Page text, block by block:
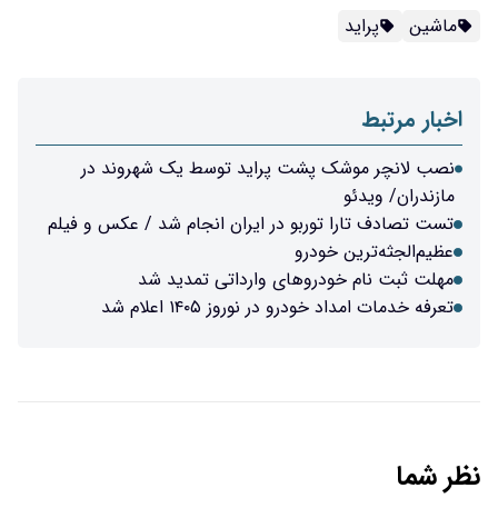
ماشین پراید
اخبار مرتبط
نصب لانچر موشک پشت پراید توسط یک شهروند در
مازندران/ ویدئو
تست تصادف تارا توربو در ایران انجام شد / عکس و فیلم
عظیم‌الجثه‌ترین خودرو
مهلت ثبت نام خودروهای وارداتی تمدید شد
تعرفه خدمات امداد خودرو در نوروز ۱۴۰۵ اعلام شد
نظر شما